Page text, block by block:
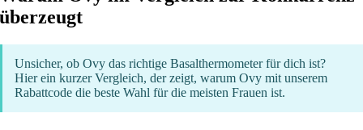
überzeugt
Unsicher, ob Ovy das richtige Basalthermometer für dich ist?
Hier ein kurzer Vergleich, der zeigt, warum Ovy mit unserem
Rabattcode die beste Wahl für die meisten Frauen ist.